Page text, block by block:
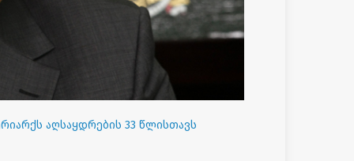
აღსაყდრების 33 წლისთავს